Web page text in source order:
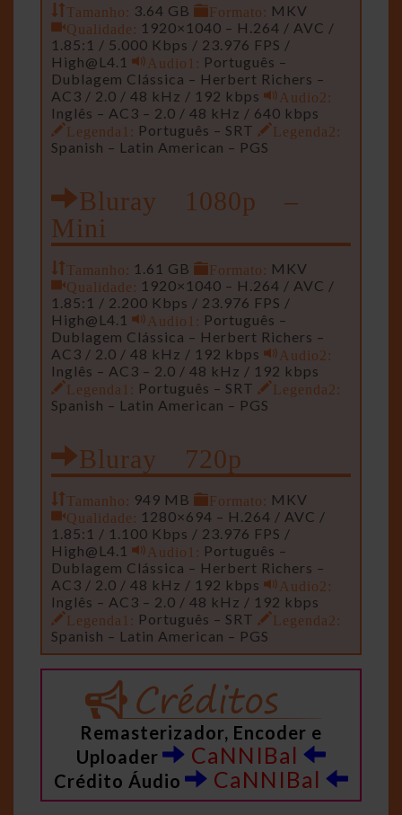
Tamanho: 3.64 GB Formato: MKV
Qualidade: 1920×1040 – H.264 / AVC /
1.85:1 / 5.000 Kbps / 23.976 FPS /
High@L4.1
Audio1: Português –
Dublagem Clássica – Herbert Richers –
AC3 / 2.0 / 48 kHz / 192 kbps
Audio2:
Inglês – AC3 – 2.0 / 48 kHz / 640 kbps
Legenda1: Português – SRT
Legenda2:
Spanish – Latin American – PGS
Bluray 1080p –
Mini
Tamanho: 1.61 GB Formato: MKV
Qualidade: 1920×1040 – H.264 / AVC /
1.85:1 / 2.200 Kbps / 23.976 FPS /
High@L4.1
Audio1: Português –
Dublagem Clássica – Herbert Richers –
AC3 / 2.0 / 48 kHz / 192 kbps
Audio2:
Inglês – AC3 – 2.0 / 48 kHz / 192 kbps
Legenda1: Português – SRT
Legenda2:
Spanish – Latin American – PGS
Bluray 720p
Tamanho: 949 MB Formato: MKV
Qualidade: 1280×694 – H.264 / AVC /
1.85:1 / 1.100 Kbps / 23.976 FPS /
High@L4.1
Audio1: Português –
Dublagem Clássica – Herbert Richers –
AC3 / 2.0 / 48 kHz / 192 kbps
Audio2:
Inglês – AC3 – 2.0 / 48 kHz / 192 kbps
Legenda1: Português – SRT
Legenda2:
Spanish – Latin American – PGS
Remasterizador, Encoder e
Uploader
CaNNIBal
Crédito Áudio CaNNIBal